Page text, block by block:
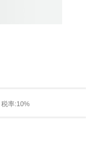
税率:10%